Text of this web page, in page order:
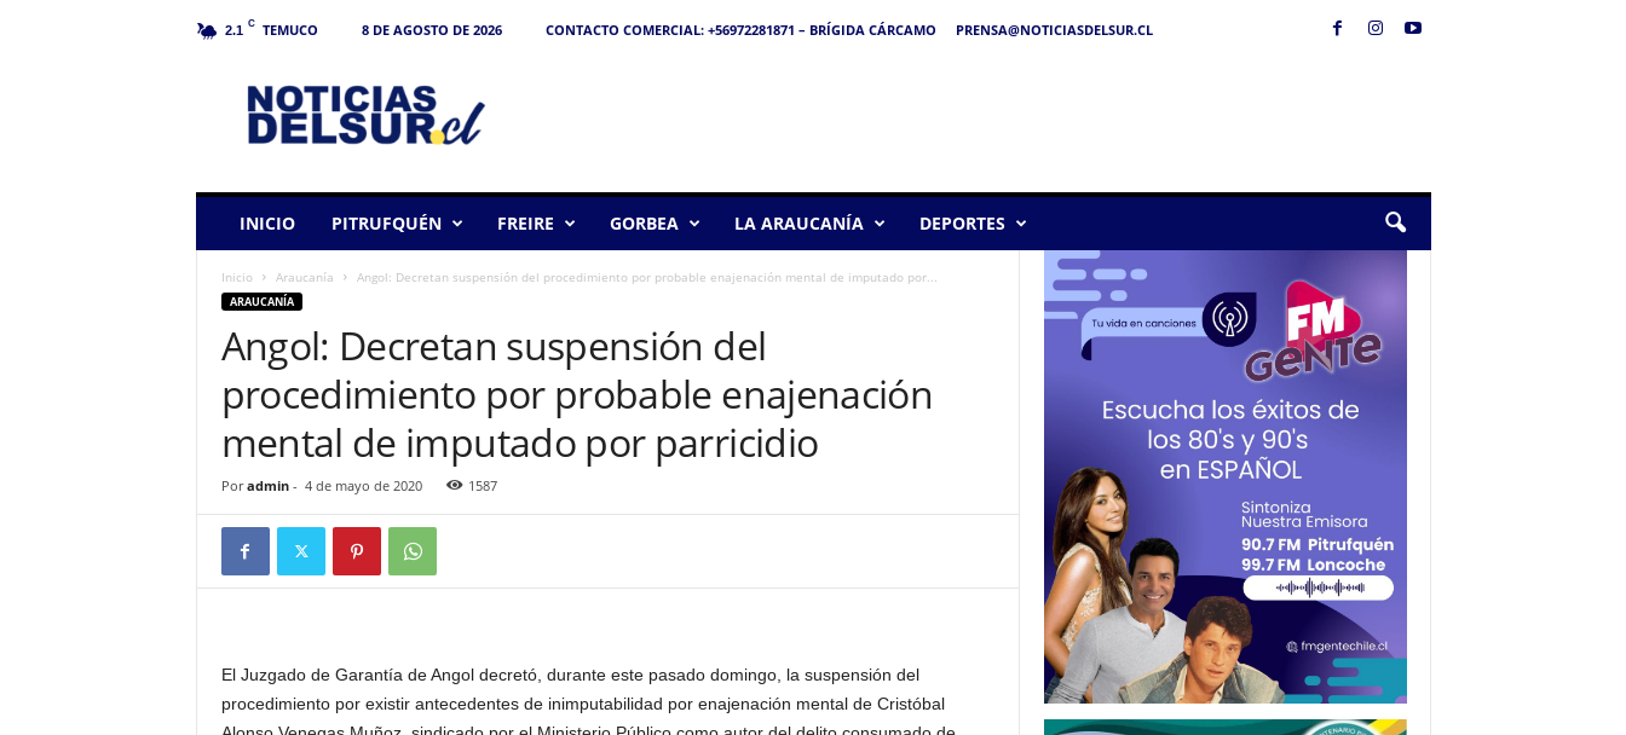
2.1 C TEMUCO 8 DE AGOSTO DE 2026 CONTACTO COMERCIAL: +56972281871 – BRÍGIDA CÁRCAMO
PRENSA@NOTICIASDELSUR.CL
INICIO PITRUFQUÉN FREIRE GORBEA LA ARAUCANÍA DEPORTES
Inicio Araucanía Angol: Decretan suspensión del procedimiento por probable enajenación mental de imputado por...
ARAUCANÍA
Angol: Decretan suspensión del
procedimiento por probable enajenación
mental de imputado por parricidio
Por admin- 4 de mayo de 2020 1587
El Juzgado de Garantía de Angol decretó, durante este pasado domingo, la suspensión del
procedimiento por existir antecedentes de inimputabilidad por enajenación mental de Cristóbal